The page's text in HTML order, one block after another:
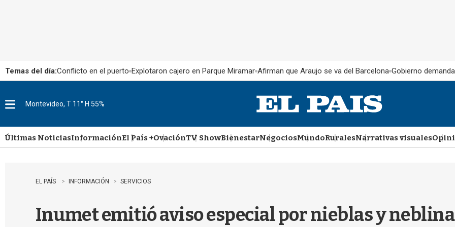
Temas del día:Conflicto en el puerto Explotaron cajero en Parque Miramar Afirman que Araujo se va del Barcelona Gobierno
u
Montevideo, T 11° H 55%
Últimas NoticiasInformaciónEl País +OvaciónTV ShowBienestarNegociosMundoRuralesNarrativas visuales
EL PAÍS INFORMACIÓN SERVICIOS
Inumet emitió aviso especial por nieblas y